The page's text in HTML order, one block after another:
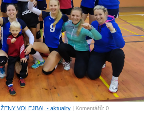
ŽENY VOLEJBAL - aktuality | Komentářů: 0